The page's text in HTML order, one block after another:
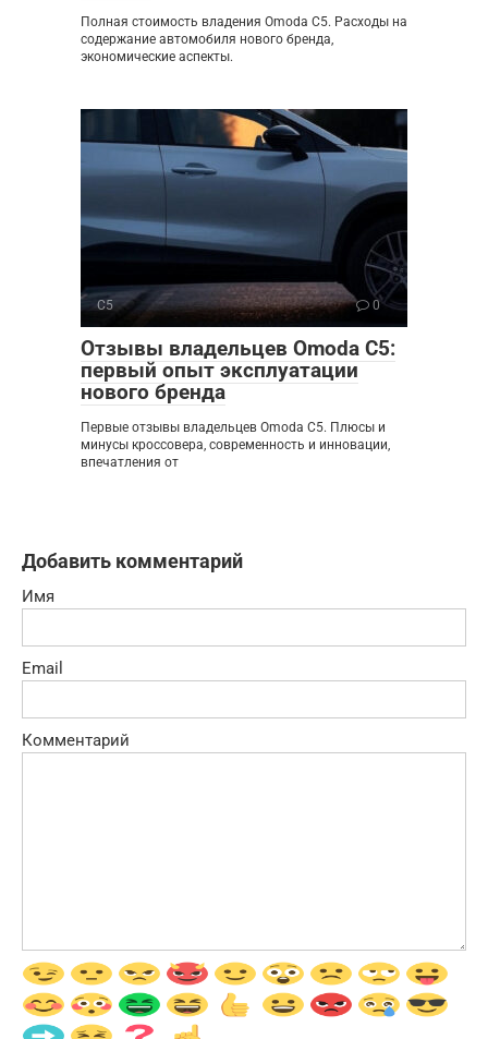
Полная стоимость владения Omoda C5. Расходы на
содержание автомобиля нового бренда,
экономические аспекты.
C5 0
Отзывы владельцев Omoda C5:
первый опыт эксплуатации
нового бренда
Первые отзывы владельцев Omoda C5. Плюсы и
минусы кроссовера, современность и инновации,
впечатления от
Добавить комментарий
Имя
Email
Комментарий